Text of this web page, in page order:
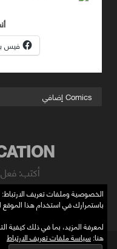
فيس
Comics إضافي
أكتب:
الخصوصية وملفات تعريف
باستمرارك في استخدام هذا الموقع
لمعرفة المزيد، بما في ذلك كيفية
هنا:سياسة ملفات تعريف الارتباط